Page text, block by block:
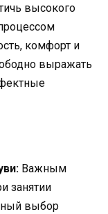
высокого
комфорт и
выражать
Важным
занятии
выбор